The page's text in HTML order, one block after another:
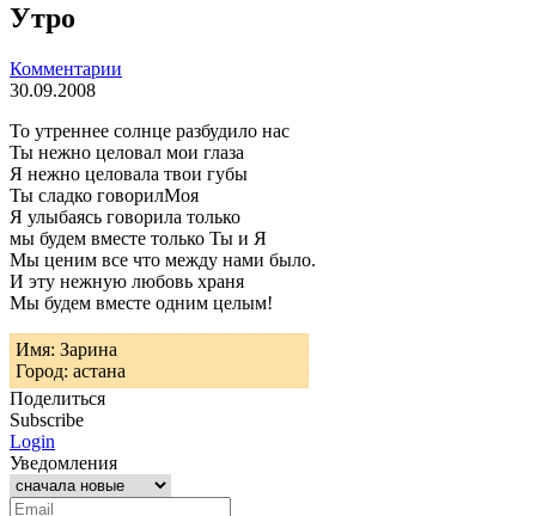
Утро
Комментарии
30.09.2008
То утреннее солнце разбудило нас
Ты нежно целовал мои глаза
Я нежно целовала твои губы
Ты сладко говорилМоя
Я улыбаясь говорила только
мы будем вместе только Ты и Я
Мы ценим все что между нами было.
И эту нежную любовь храня
Мы будем вместе одним целым!
Имя: Зарина
Город: астана
Поделиться
Subscribe
Login
Уведомления